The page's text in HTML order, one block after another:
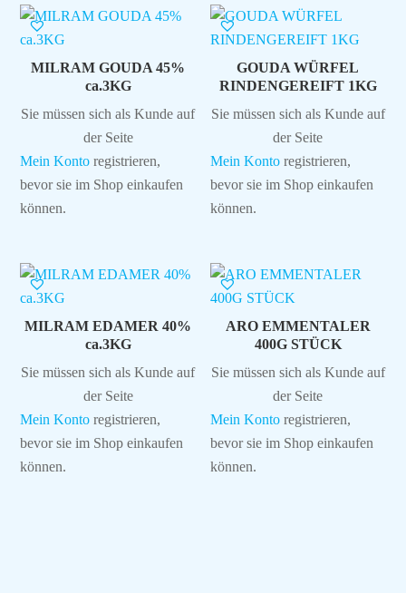
MILRAM GOUDA 45%
ca.3KG
Sie müssen sich als Kunde auf
der Seite
Mein Konto registrieren,
bevor sie im Shop einkaufen
können.
GOUDA WÜRFEL
RINDENGEREIFT 1KG
Sie müssen sich als Kunde auf
der Seite
Mein Konto registrieren,
bevor sie im Shop einkaufen
können.
MILRAM EDAMER 40%
ca.3KG
Sie müssen sich als Kunde auf
der Seite
Mein Konto registrieren,
bevor sie im Shop einkaufen
können.
ARO EMMENTALER
400G STÜCK
Sie müssen sich als Kunde auf
der Seite
Mein Konto registrieren,
bevor sie im Shop einkaufen
können.